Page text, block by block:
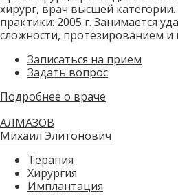
хирург, врач высшей
практики: 2005 г. Занимается
сложности, протезированием и
Записаться на прием
Задать вопрос
Подробнее о враче
АЛМАЗОВ
Михаил Элитонович
Терапия
Хирургия
Имплантация